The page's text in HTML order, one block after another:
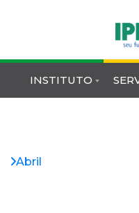
INSTITUTO
Abril